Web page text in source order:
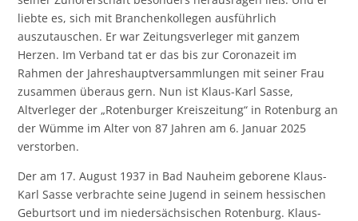
liebte es, sich mit Branchenkollegen ausführlich
auszutauschen. Er war Zeitungsverleger mit ganzem
Herzen. Im Verband tat er das bis zur Coronazeit im
Rahmen der Jahreshauptversammlungen mit seiner Frau
zusammen überaus gern. Nun ist Klaus-Karl Sasse,
Altverleger der „Rotenburger Kreiszeitung“ in Rotenburg an
der Wümme im Alter von 87 Jahren am 6. Januar 2025
verstorben.
Der am 17. August 1937 in Bad Nauheim geborene Klaus-
Karl Sasse verbrachte seine Jugend in seinem hessischen
Geburtsort und im niedersächsischen Rotenburg. Klaus-